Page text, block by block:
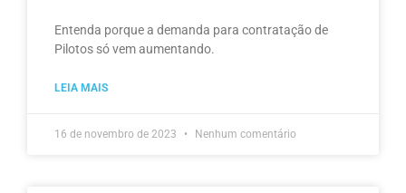
Entenda porque a demanda para contratação de
Pilotos só vem aumentando.
LEIA MAIS
16 de novembro de 2023 Nenhum comentário